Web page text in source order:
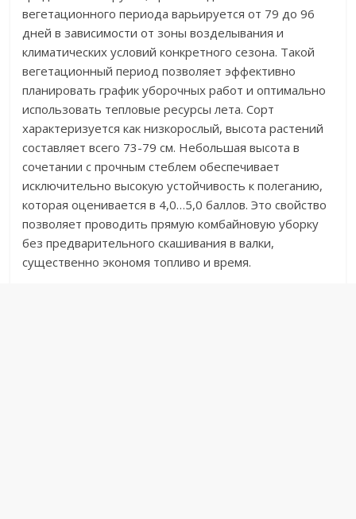
вегетационного периода варьируется от 79 до 96
дней в зависимости от зоны возделывания и
климатических условий конкретного сезона. Такой
вегетационный период позволяет эффективно
планировать график уборочных работ и оптимально
использовать тепловые ресурсы лета. Сорт
характеризуется как низкорослый, высота растений
составляет всего 73-79 см. Небольшая высота в
сочетании с прочным стеблем обеспечивает
исключительно высокую устойчивость к полеганию,
которая оценивается в 4,0…5,0 баллов. Это свойство
позволяет проводить прямую комбайновую уборку
без предварительного скашивания в валки,
существенно экономя топливо и время.